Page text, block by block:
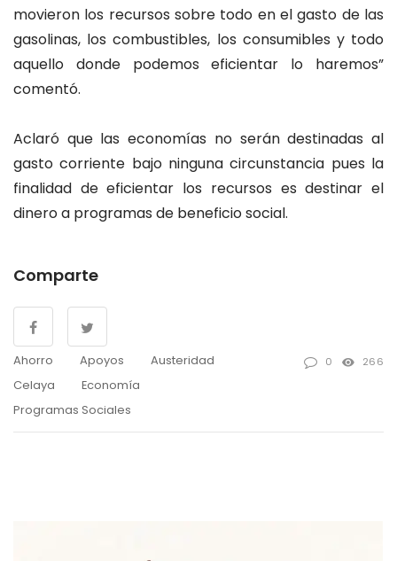
movieron los recursos sobre todo en el gasto de las
gasolinas, los combustibles, los consumibles y todo
aquello donde podemos eficientar lo haremos”
comentó.
Aclaró que las economías no serán destinadas al
gasto corriente bajo ninguna circunstancia pues la
finalidad de eficientar los recursos es destinar el
dinero a programas de beneficio social.
Comparte
Ahorro Apoyos
Austeridad
Celaya
Economía
Programas Sociales
0 266